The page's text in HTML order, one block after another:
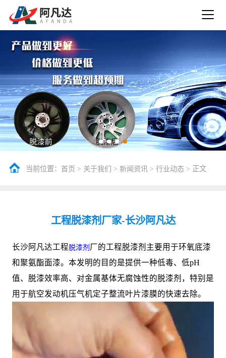
当前位置： 首页 > 关于我们 > 新闻资讯 > 行业动态> 正文
工程脱漆剂厂家-长沙阿凡达
长沙阿凡达工程脱漆剂 厂的工程脱漆剂主要用于环氧底漆
和聚氨酯面漆。本发明的目的是提供一种低毒、低pH
值、脱漆效率高、对金属基体无腐蚀性的脱漆剂，特别是
用于航空发动机压气机定子整流叶片漆膜的快速去除。